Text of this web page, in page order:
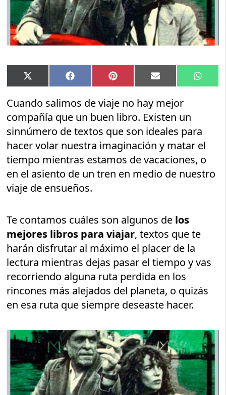
Compartir
en
X
(Twitter)
Compartir
en
Facebook Compartir
en
Pinterest Compartir
en
Email
en
Cuando salimos de viaje no hay mejor
compañía que un buen libro. Existen un
sinnúmero de textos que son ideales para
hacer volar nuestra imaginación y matar el
tiempo mientras estamos de vacaciones, o
en el asiento de un tren en medio de nuestro
viaje de ensueños.
Te contamos cuáles son algunos de los
mejores libros para viajar, textos que te
harán disfrutar al máximo el placer de la
lectura mientras dejas pasar el tiempo y vas
recorriendo alguna ruta perdida en los
rincones más alejados del planeta, o quizás
en esa ruta que siempre deseaste hacer.